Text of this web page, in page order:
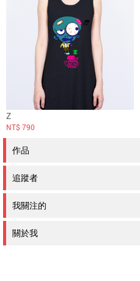
Z
NT$ 790
作品
追蹤者
我關注的
關於我